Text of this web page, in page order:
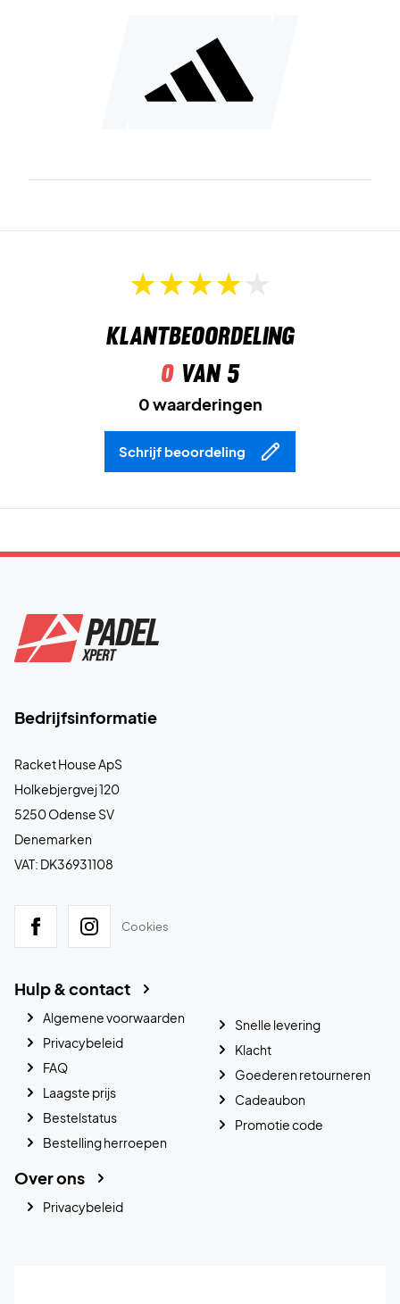
Klantbeoordeling
0van 5
0 waarderingen
Schrijf beoordeling
Bedrijfsinformatie
Racket House ApS
Holkebjergvej 120
5250 Odense SV
Denemarken
VAT: DK36931108
Cookies
Hulp & contact
Algemene voorwaarden
Privacybeleid
FAQ
Laagste prijs
Bestelstatus
Bestelling herroepen
Snelle levering
Klacht
Goederen retourneren
Cadeaubon
Promotie code
Over ons
Privacybeleid